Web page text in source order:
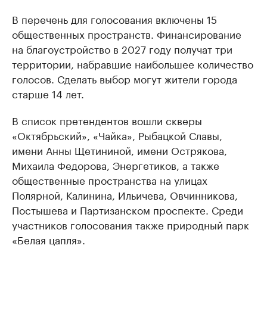
В перечень для голосования включены 15
общественных пространств. Финансирование
на благоустройство в 2027 году получат три
территории, набравшие наибольшее количество
голосов. Сделать выбор могут жители города
старше 14 лет.
В список претендентов вошли скверы
«Октябрьский», «Чайка», Рыбацкой Славы,
имени Анны Щетининой, имени Острякова,
Михаила Федорова, Энергетиков, а также
общественные пространства на улицах
Полярной, Калинина, Ильичева, Овчинникова,
Постышева и Партизанском проспекте. Среди
участников голосования также природный парк
«Белая цапля».